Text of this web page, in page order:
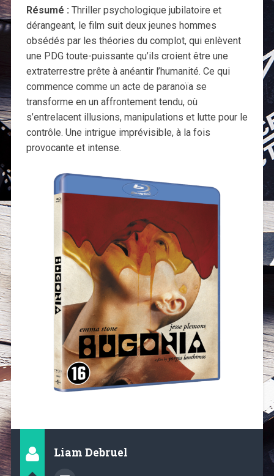
Résumé : Thriller psychologique jubilatoire et
dérangeant, le film suit deux jeunes hommes
obsédés par les théories du complot, qui enlèvent
une PDG toute-puissante qu’ils croient être une
extraterrestre prête à anéantir l’humanité. Ce qui
commence comme un acte de paranoïa se
transforme en un affrontement tendu, où
s’entrelacent illusions, manipulations et lutte pour le
contrôle. Une intrigue imprévisible, à la fois
provocante et intense.
Liam Debruel